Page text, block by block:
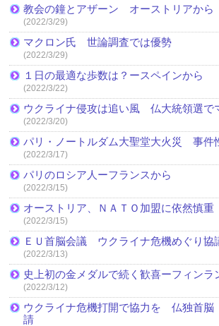
教会の鐘とアザーン オーストリアから
(2022/3/29)
マクロン氏 世論調査では優勢
(2022/3/29)
１日の最適な歩数は？ースペインから
(2022/3/22)
ウクライナ侵攻は追い風 仏大統領選で
(2022/3/20)
パリ・ノートルダム大聖堂大火災 事件
(2022/3/17)
パリのロシア人ーフランスから
(2022/3/15)
オーストリア、ＮＡＴＯ加盟に依然慎重
(2022/3/15)
ＥＵ首脳会議 ウクライナ危機めぐり協
(2022/3/13)
史上初の金メダルで続く歓喜ーフィンラ
(2022/3/12)
ウクライナ危機打開で協力を 仏独首
請